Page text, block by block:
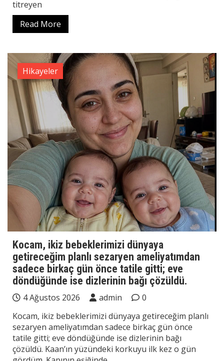
titreyen
Read More
Hikayeler
Kocam, ikiz bebeklerimizi dünyaya
getireceğim planlı sezaryen ameliyatımdan
sadece birkaç gün önce tatile gitti; eve
döndüğünde ise dizlerinin bağı çözüldü.
4 Ağustos 2026 admin
0
Kocam, ikiz bebeklerimizi dünyaya getireceğim planlı
sezaryen ameliyatımdan sadece birkaç gün önce
tatile gitti; eve döndüğünde ise dizlerinin bağı
çözüldü. Kaan’ın yüzündeki korkuyu ilk kez o gün